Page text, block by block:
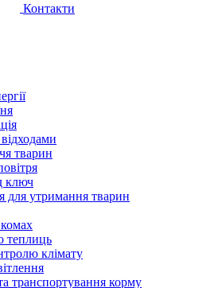
Контакти
тварин
ключ
для утримання тварин
теплиць
клімату
транспортування корму